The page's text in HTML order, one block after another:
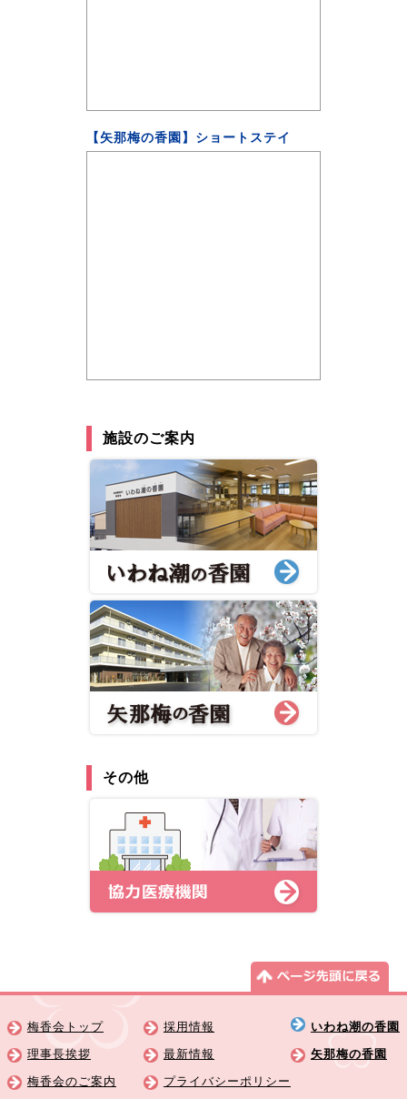
【矢那梅の香園】ショートステイ
施設のご案内
その他
梅香会トップ
理事長挨拶
梅香会のご案内
採用情報
最新情報
プライバシーポリシー
いわね潮の香園
矢那梅の香園